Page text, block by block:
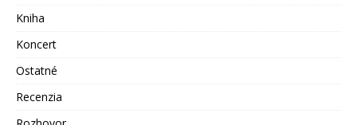
Kniha
Koncert
Ostatné
Recenzia